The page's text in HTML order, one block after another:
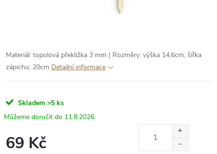
Materiál: topolová překližka 3 mm | Rozměry: výška 14,6cm, šířka
zápichu: 20cm Detailní informace
Skladem >5 ks
11.8.2026
69 Kč